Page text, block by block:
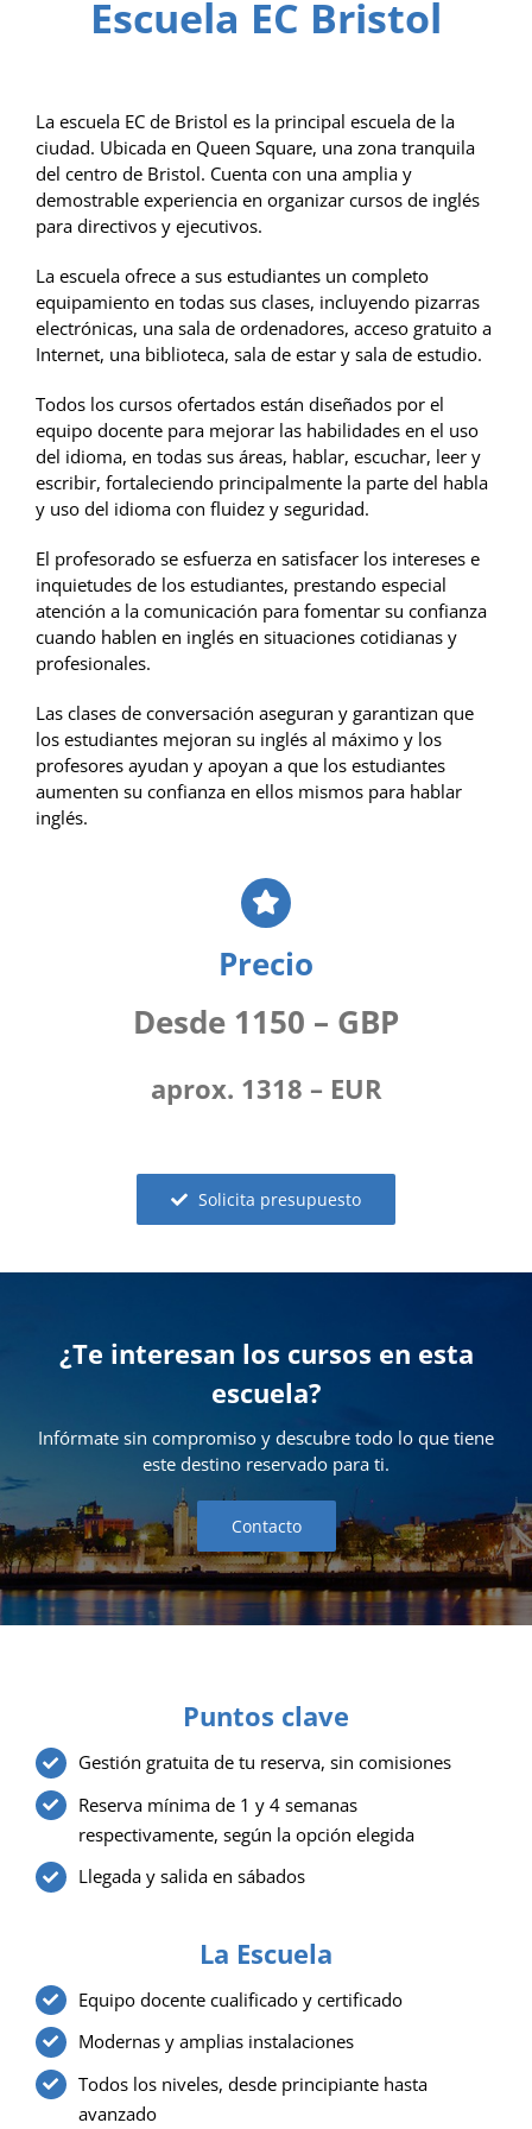
Escuela EC Bristol
La escuela EC de Bristol es la principal escuela de la
ciudad. Ubicada en Queen Square, una zona tranquila
del centro de Bristol. Cuenta con una amplia y
demostrable experiencia en organizar cursos de inglés
para directivos y ejecutivos.
La escuela ofrece a sus estudiantes un completo
equipamiento en todas sus clases, incluyendo pizarras
electrónicas, una sala de ordenadores, acceso gratuito a
Internet, una biblioteca, sala de estar y sala de estudio.
Todos los cursos ofertados están diseñados por el
equipo docente para mejorar las habilidades en el uso
del idioma, en todas sus áreas, hablar, escuchar, leer y
escribir, fortaleciendo principalmente la parte del habla
y uso del idioma con fluidez y seguridad.
El profesorado se esfuerza en satisfacer los intereses e
inquietudes de los estudiantes, prestando especial
atención a la comunicación para fomentar su confianza
cuando hablen en inglés en situaciones cotidianas y
profesionales.
Las clases de conversación aseguran y garantizan que
los estudiantes mejoran su inglés al máximo y los
profesores ayudan y apoyan a que los estudiantes
aumenten su confianza en ellos mismos para hablar
inglés.
Precio
Desde 1150 – GBP
aprox. 1318 – EUR
Solicita presupuesto
¿Te interesan los cursos en esta
escuela?
Infórmate sin compromiso y descubre todo lo que tiene
este destino reservado para ti.
Contacto
Puntos clave
Gestión gratuita de tu reserva, sin comisiones
Reserva mínima de 1 y 4 semanas
respectivamente, según la opción elegida
Llegada y salida en sábados
La Escuela
Equipo docente cualificado y certificado
Modernas y amplias instalaciones
Todos los niveles, desde principiante hasta
avanzado